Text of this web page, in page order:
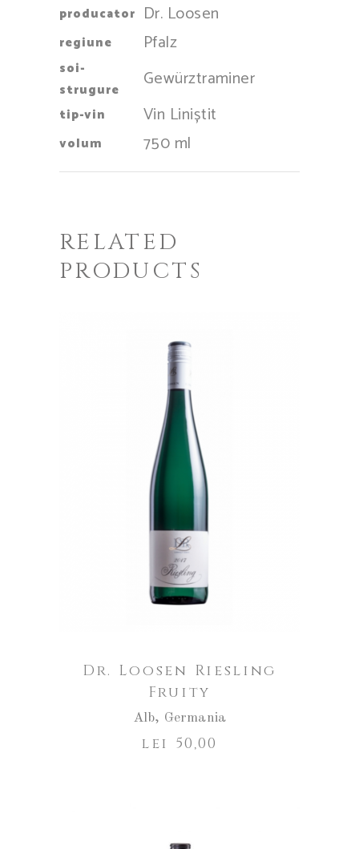
producator Dr. Loosen
regiune Pfalz
soi-
strugure
Gewürztraminer
tip-vin Vin Liniștit
volum 750 ml
RELATED
PRODUCTS
Dr. Loosen Riesling
Fruity
Alb, Germania
lei 50,00